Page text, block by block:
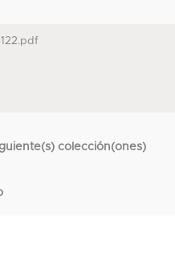
colección(ones)